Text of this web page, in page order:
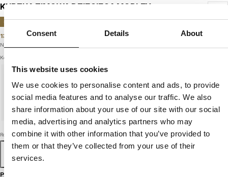
Consent Details About
This website uses cookies
We use cookies to personalise content and ads, to provide
social media features and to analyse our traffic. We also
share information about your use of our site with our social
media, advertising and analytics partners who may
combine it with other information that you’ve provided to
them or that they’ve collected from your use of their
services.
KURTKA ZIMOWA DZIECIĘCA MOBLEY
-54%
139 299 PLN
Najniższa cena w okresie ostatnich 30 dni:
Kolor: royal blue
Rozmiar
Przewodnik po rozmiarach